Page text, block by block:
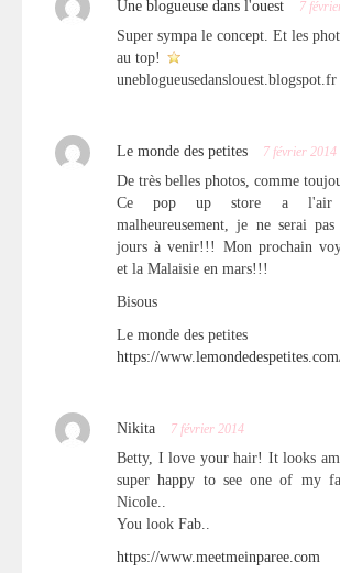
Une blogueuse dans l'ouest 7
Super sympa le concept. Et les
au top!
uneblogueusedanslouest.blogspot.fr
Le monde des petites 7 février 2014
De très belles photos, comme
Ce pop up store a l'air
malheureusement, je ne serai
jours à venir!!! Mon prochain
et la Malaisie en mars!!!
Bisous
Le monde des petites
https://
Nikita 7 février 2014
Betty, I love your hair! It looks
super happy to see one of my
Nicole..
You look Fab..
https://www.meetmeinparee.com